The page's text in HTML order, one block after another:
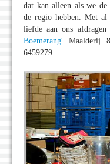
dat kan alleen als we
de regio hebben. Met al
liefde aan ons
Boemerang' Maalderij
6459279